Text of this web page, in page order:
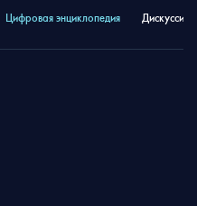
Цифровая энциклопедия